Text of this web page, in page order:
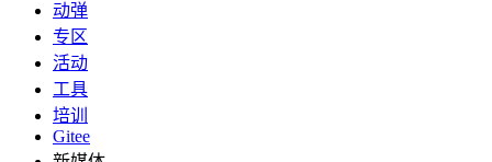
动弹
专区
活动
工具
培训
Gitee